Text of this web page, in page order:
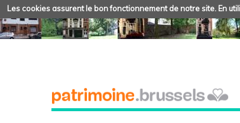
Les cookies assurent le bon fonctionnement de notre site. En